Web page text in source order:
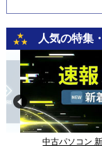
人気の特集
中古パソコン